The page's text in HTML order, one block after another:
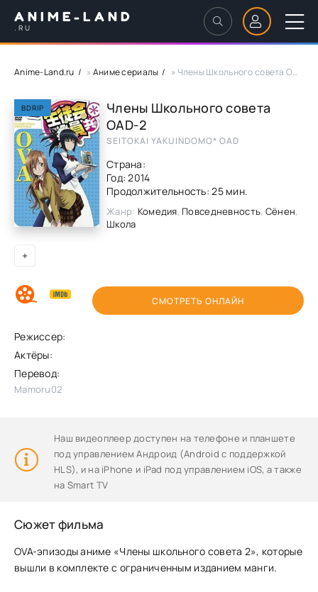
ANIME-LAND
.RU
Anime-Land.ru » Аниме сериалы » Члены Школьного совета OAD-2
BDRIP
Члены Школьного совета
OAD-2
SEITOKAI YAKUINDOMO* OAD
Страна:
Год:2014
Продолжительность: 25 мин.
Жанр: Комедия, Повседневность, Сёнен,
Школа
+
СМОТРЕТЬ ОНЛАЙН
Режиссер:
Актёры:
Перевод:
Mamoru02
Наш видеоплеер доступен на телефоне и планшете
под управлением Андроид (Android с поддержкой
HLS), и на iPhone и iPad под управлением iOS, а также
на Smart TV
Сюжет фильма
OVA-эпизоды аниме «Члены школьного совета 2», которые
вышли в комплекте с ограниченным изданием манги.